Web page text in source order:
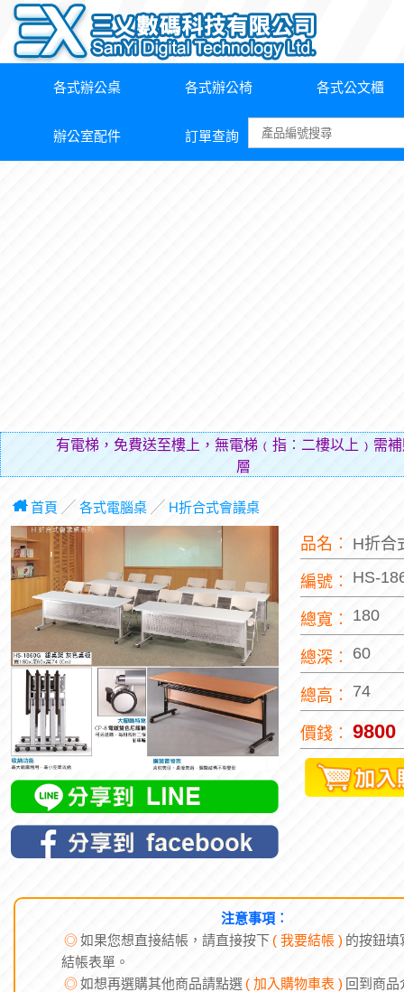
各式辦公桌 各式辦公椅 各式公文櫃
辦公室配件 訂單查詢
有電梯，免費送至樓上，無電梯﹙指︰二樓以上﹚需
層費用（貼
首頁 ╱ 各式電腦桌╱ H折合式會議桌
品名︰ H折合
編號︰ HS-
總寬︰ 180
總深︰ 60
總高︰ 74
價錢︰ 9800
注意事項︰
◎如果您想直接結帳，請直接按下 ( 我要結帳 ) 的按鈕填
結帳表單。
◎如想再選購其他商品請點選 ( 加入購物車表 ) 回到商品